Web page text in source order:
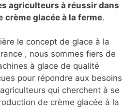
agriculteurs à réussir dans
crème glacée à la ferme.
le concept de glace à la
, nous sommes fiers de
à glace de qualité
pour répondre aux besoins
qui cherchent à se
de crème glacée à la